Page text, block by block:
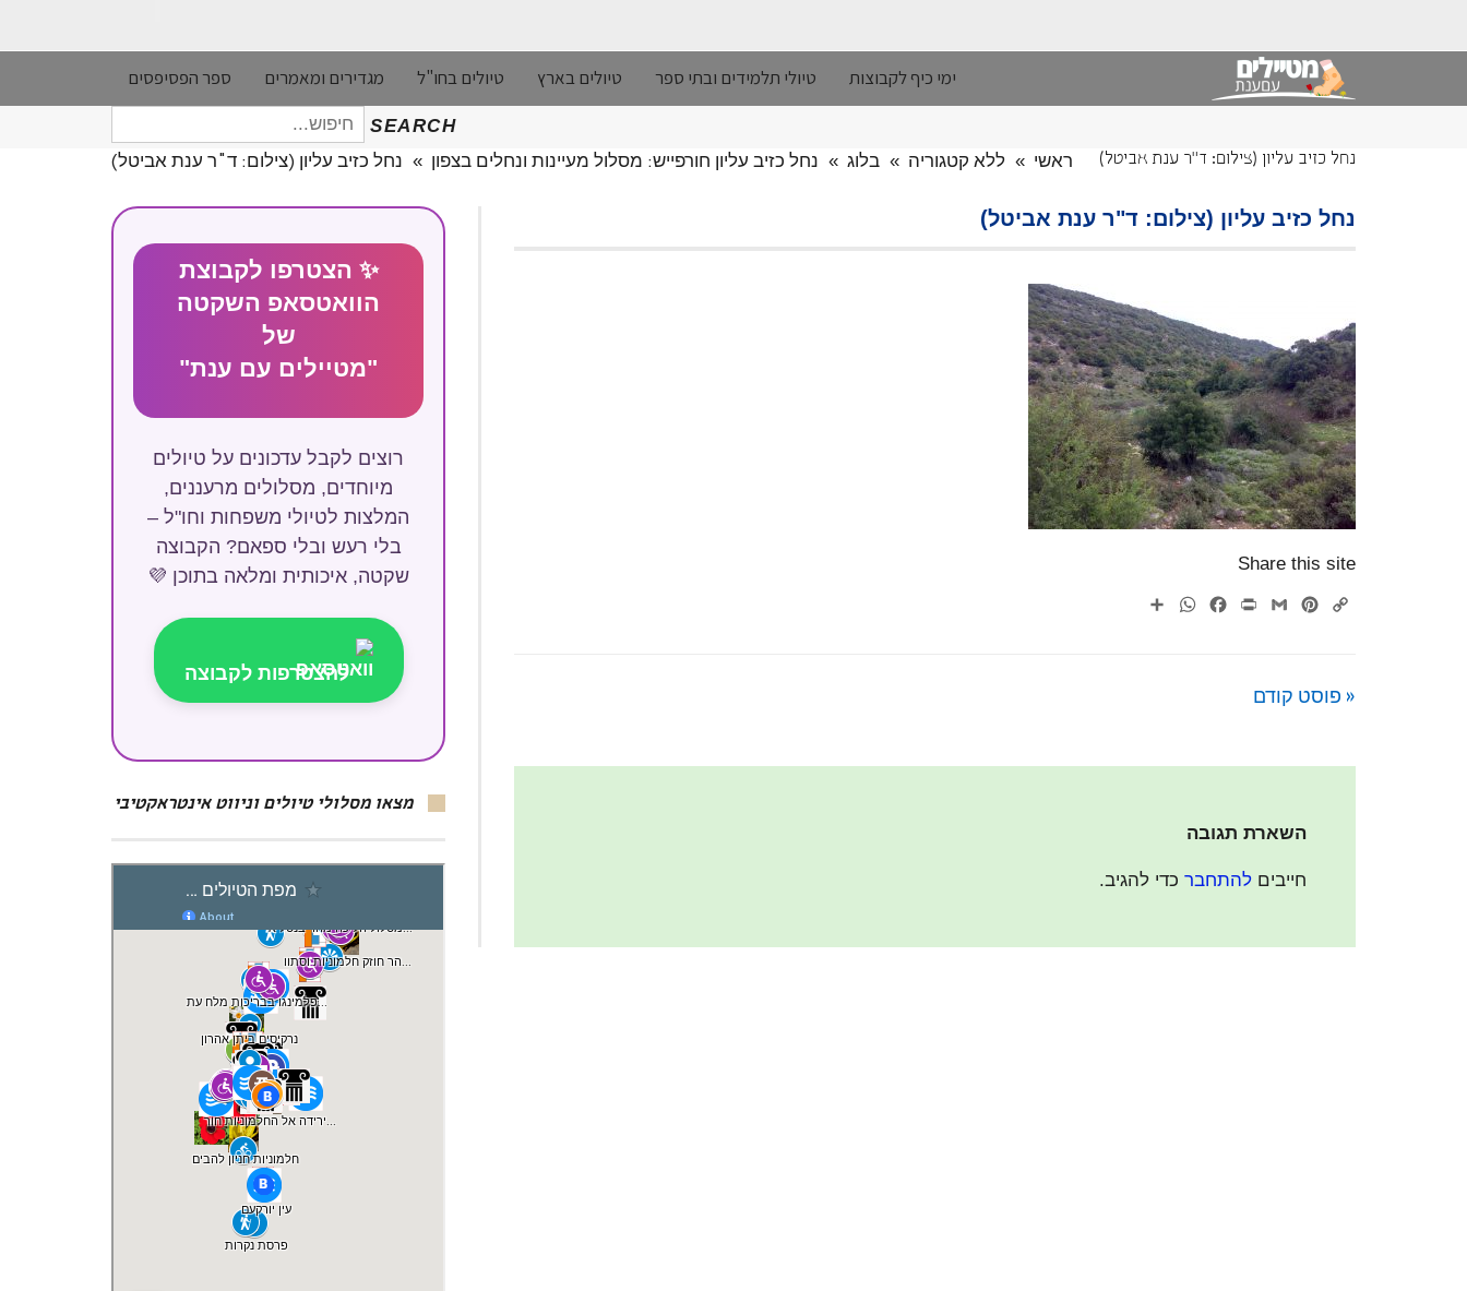
ימי כיף לקבוצות טיולי תלמידים ובתי ספר טיולים בארץ טיולים בחו"ל מגדירים ומאמרים ספר הפסיפסים
SEARCH
חיפוש
עבור:
נחל כזיב עליון (צילום: ד"ר ענת אביטל) ראשי » ללא קטגוריה » בלוג » נחל כזיב עליון חורפייש: מסלול מעיינות ונחלים בצפון » נחל כזיב עליון (צילום: ד"ר ענת אביטל)
נחל כזיב עליון (צילום: ד"ר ענת אביטל)
Share this site
Copy
Pinterest
Gmail
Print
Facebook
WhatsApp
« פוסט קודם
השארת תגובה
חייבים להתחבר כדי להגיב.
✨ הצטרפו לקבוצת
הוואטסאפ השקטה
של
"מטיילים עם ענת"
רוצים לקבל עדכונים על טיולים
מיוחדים, מסלולים מרעננים,
המלצות לטיולי משפחות וחו"ל –
בלי רעש ובלי ספאם? הקבוצה
שקטה, איכותית ומלאה בתוכן 💜
להצטרפות לקבוצה
מצאו מסלולי טיולים וניווט אינטראקטיבי